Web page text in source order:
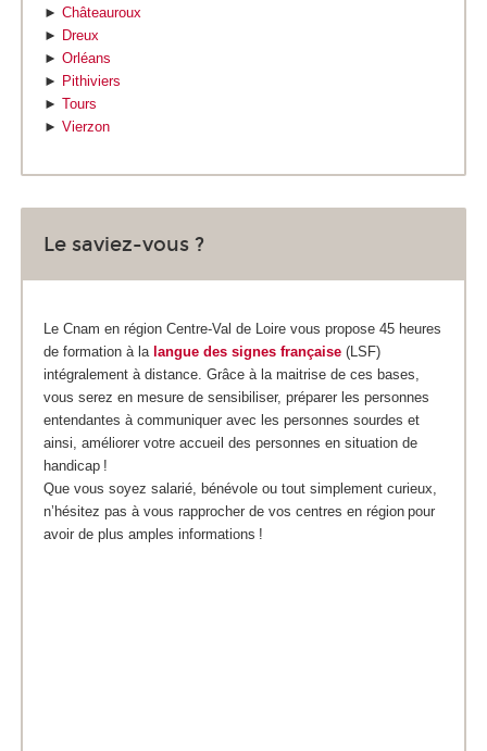
► Châteauroux
► Dreux
► Orléans
► Pithiviers
► Tours
► Vierzon
Le saviez-vous ?
Le Cnam en région Centre-Val de Loire vous propose 45 heures
de formation à la langue des signes française (LSF)
intégralement à distance. Grâce à la maitrise de ces bases,
vous serez en mesure de sensibiliser, préparer les personnes
entendantes à communiquer avec les personnes sourdes et
ainsi, améliorer votre accueil des personnes en situation de
handicap !
Que vous soyez salarié, bénévole ou tout simplement curieux,
n’hésitez pas à vous rapprocher de vos centres en région pour
avoir de plus amples informations !